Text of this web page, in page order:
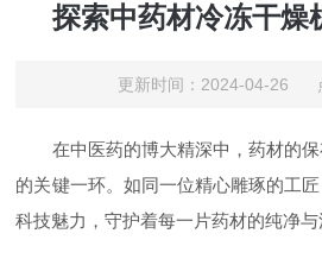
探索中药材冷冻干燥
更新时间：2024-04-26
在中医药的博大精深中，药材的保
的关键一环。如同一位精心雕琢的工
科技魅力，守护着每一片药材的纯净与